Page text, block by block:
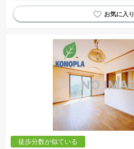
徒歩分数が似ている